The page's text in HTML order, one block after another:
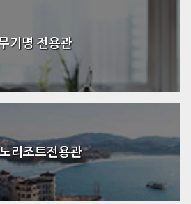
기명 전용관
리조트전용관